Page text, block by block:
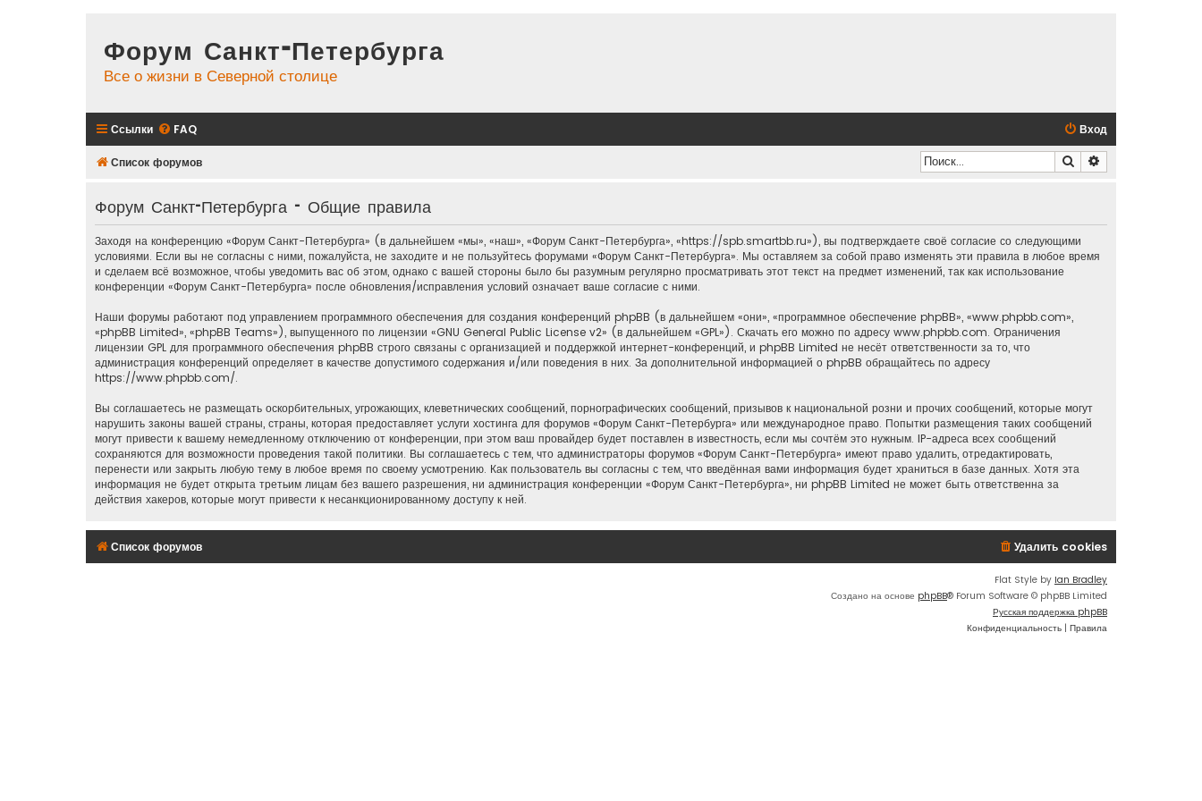
Форум Санкт-Петербурга
Все о жизни в Северной столице
Ссылки FAQ Вход
Список форумов Поиск
Форум Санкт-Петербурга - Общие правила
Заходя на конференцию «Форум Санкт-Петербурга» (в дальнейшем «мы», «наш», «Форум Санкт-Петербурга», «https://spb.smartbb.ru»), вы подтверждаете своё согласие со следующими
условиями. Если вы не согласны с ними, пожалуйста, не заходите и не пользуйтесь форумами «Форум Санкт-Петербурга». Мы оставляем за собой право изменять эти правила в любое время
и сделаем всё возможное, чтобы уведомить вас об этом, однако с вашей стороны было бы разумным регулярно просматривать этот текст на предмет изменений, так как использование
конференции «Форум Санкт-Петербурга» после обновления/исправления условий означает ваше согласие с ними.
Наши форумы работают под управлением программного обеспечения для создания конференций phpBB (в дальнейшем «они», «программное обеспечение phpBB», «www.phpbb.com»,
«phpBB Limited», «phpBB Teams»), выпущенного по лицензии «GNU General Public License v2» (в дальнейшем «GPL»). Скачать его можно по адресу www.phpbb.com. Ограничения
лицензии GPL для программного обеспечения phpBB строго связаны с организацией и поддержкой интернет-конференций, и phpBB Limited не несёт ответственности за то, что
администрация конференций определяет в качестве допустимого содержания и/или поведения в них. За дополнительной информацией о phpBB обращайтесь по адресу
https://www.phpbb.com/.
Вы соглашаетесь не размещать оскорбительных, угрожающих, клеветнических сообщений, порнографических сообщений, призывов к национальной розни и прочих сообщений, которые могут
нарушить законы вашей страны, страны, которая предоставляет услуги хостинга для форумов «Форум Санкт-Петербурга» или международное право. Попытки размещения таких сообщений
могут привести к вашему немедленному отключению от конференции, при этом ваш провайдер будет поставлен в известность, если мы сочтём это нужным. IP-адреса всех сообщений
сохраняются для возможности проведения такой политики. Вы соглашаетесь с тем, что администраторы форумов «Форум Санкт-Петербурга» имеют право удалить, отредактировать,
перенести или закрыть любую тему в любое время по своему усмотрению. Как пользователь вы согласны с тем, что введённая вами информация будет храниться в базе данных. Хотя эта
информация не будет открыта третьим лицам без вашего разрешения, ни администрация конференции «Форум Санкт-Петербурга», ни phpBB Limited не может быть ответственна за
действия хакеров, которые могут привести к несанкционированному доступу к ней.
Список форумов Удалить cookies
Flat Style by Ian Bradley
Создано на основе phpBB® Forum Software © phpBB Limited
Русская поддержка phpBB
Конфиденциальность | Правила